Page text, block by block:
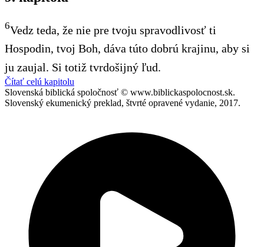
6Vedz teda, že nie pre tvoju spravodlivosť ti
Hospodin, tvoj Boh, dáva túto dobrú krajinu, aby si
ju zaujal. Si totiž tvrdošijný ľud.
Čítať celú kapitolu
Slovenská biblická spoločnosť © www.biblickaspolocnost.sk.
Slovenský ekumenický preklad, štvrté opravené vydanie, 2017.